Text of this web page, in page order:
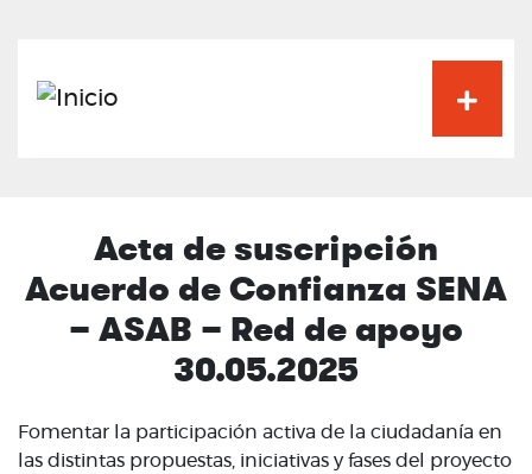
Acta de suscripción
Acuerdo de Confianza SENA
– ASAB – Red de apoyo
30.05.2025
Fomentar la participación activa de la ciudadanía en
las distintas propuestas, iniciativas y fases del proyecto